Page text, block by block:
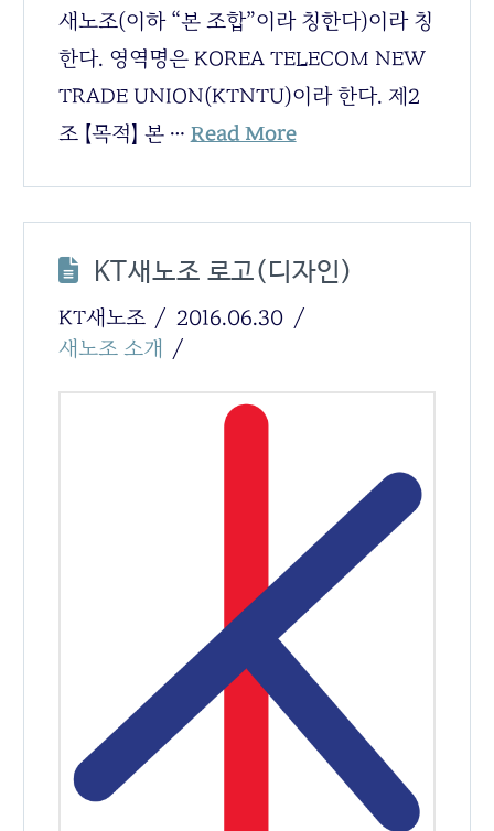
새노조(이하 “본 조합”이라 칭한다)이라 칭
한다. 영역명은 KOREA TELECOM NEW
TRADE UNION(KTNTU)이라 한다. 제2
조 【목적】 본 …Read More
KT새노조 로고(디자인)
KT새노조
2016.06.30
새노조 소개